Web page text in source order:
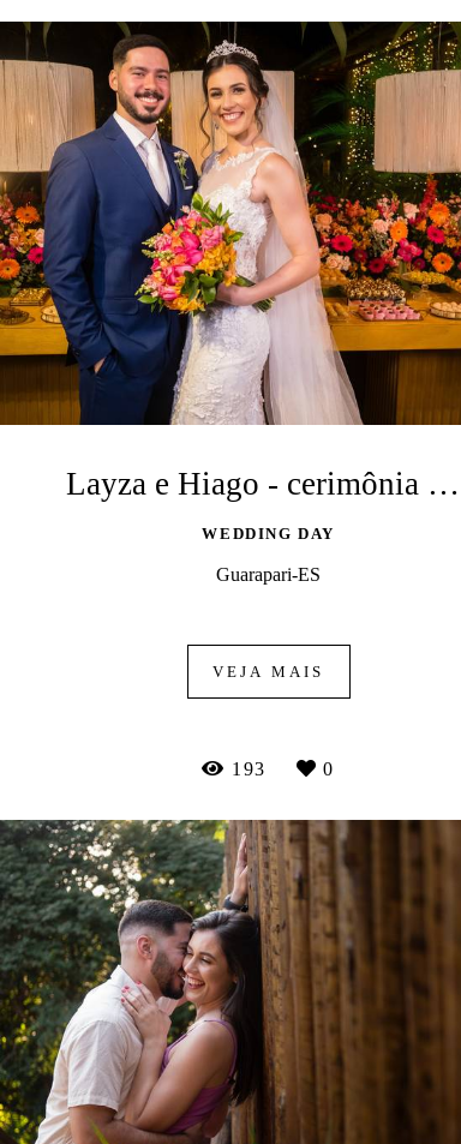
Layza e Hiago - cerimônia e recepção
WEDDING DAY
Guarapari-ES
VEJA MAIS
193 0